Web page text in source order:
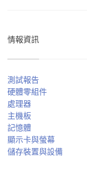
情報資訊
測試報告
硬體零組件
處理器
主機板
記憶體
顯示卡與螢幕
儲存裝置與設備